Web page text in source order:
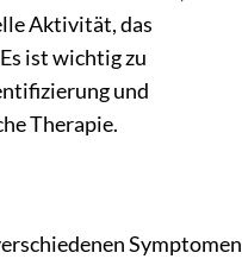
Aktivität, das
ist wichtig zu
und
Therapie.
Symptomen